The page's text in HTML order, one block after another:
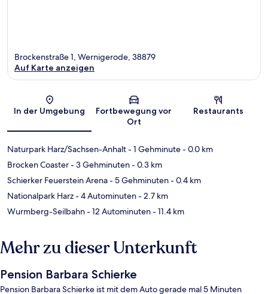
Karte
Brockenstraße 1, Wernigerode, 38879
Auf Karte anzeigen
In der Umgebung
Fortbewegung vor
Ort
Restaurants
Naturpark Harz/Sachsen-Anhalt- 1 Gehminute- 0.0 km
Brocken Coaster- 3 Gehminuten- 0.3 km
Schierker Feuerstein Arena- 5 Gehminuten- 0.4 km
Nationalpark Harz- 4 Autominuten- 2.7 km
Wurmberg-Seilbahn- 12 Autominuten- 11.4 km
Mehr zu dieser Unterkunft
Pension Barbara Schierke
Pension Barbara Schierke ist mit dem Auto gerade mal 5 Minuten